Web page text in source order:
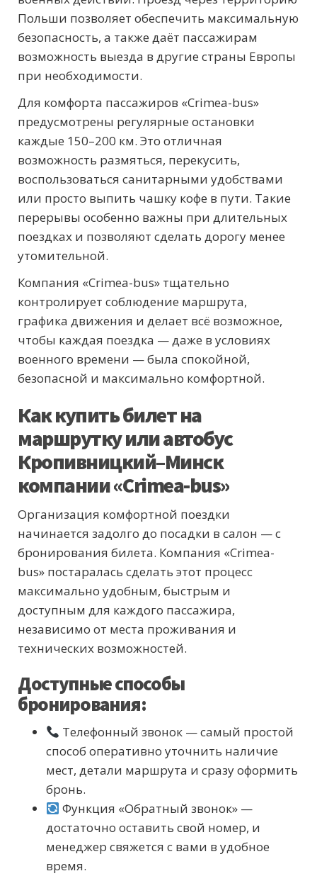
Польши позволяет обеспечить максимальную
безопасность, а также даёт пассажирам
возможность выезда в другие страны Европы
при необходимости.
Для комфорта пассажиров «Crimea-bus»
предусмотрены регулярные остановки
каждые 150–200 км. Это отличная
возможность размяться, перекусить,
воспользоваться санитарными удобствами
или просто выпить чашку кофе в пути. Такие
перерывы особенно важны при длительных
поездках и позволяют сделать дорогу менее
утомительной.
Компания «Crimea-bus» тщательно
контролирует соблюдение маршрута,
графика движения и делает всё возможное,
чтобы каждая поездка — даже в условиях
военного времени — была спокойной,
безопасной и максимально комфортной.
Как купить билет на
маршрутку или автобус
Кропивницкий–Минск
компании «Crimea-bus»
Организация комфортной поездки
начинается задолго до посадки в салон — с
бронирования билета. Компания «Crimea-
bus» постаралась сделать этот процесс
максимально удобным, быстрым и
доступным для каждого пассажира,
независимо от места проживания и
технических возможностей.
Доступные способы
бронирования:
Телефонный звонок — самый простой
способ оперативно уточнить наличие
мест, детали маршрута и сразу оформить
бронь.
Функция «Обратный звонок» —
достаточно оставить свой номер, и
менеджер свяжется с вами в удобное
время.